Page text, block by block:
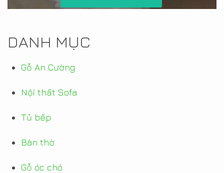
DANH MỤC
Gỗ An Cường
Nội thất Sofa
Tủ bếp
Bàn thờ
Gỗ óc chó